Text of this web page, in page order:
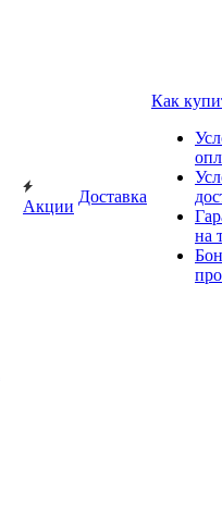
Акции
Доставка
Как
на